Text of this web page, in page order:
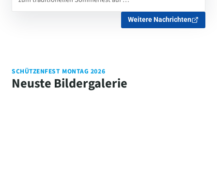
Weitere Nachrichten
SCHÜTZENFEST MONTAG 2026
Neuste Bildergalerie